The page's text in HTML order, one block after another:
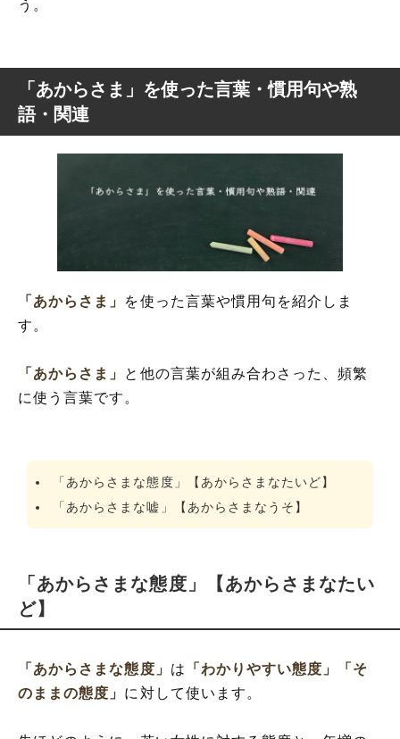
う。
「あからさま」を使った言葉・慣用句や熟
語・関連
「あからさま」 を使った言葉や慣用句を紹介しま
す。
「あからさま」 と他の言葉が組み合わさった、頻繁
に使う言葉です。
「あからさまな態度」【あからさまなたいど】
「あからさまな嘘」【あからさまなうそ】
「あからさまな態度」【あからさまなたい
ど】
「あからさまな態度」 は 「わかりやすい態度」
「そ
のままの態度」 に対して使います。